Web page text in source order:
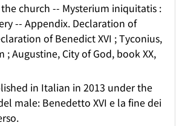
church -- Mysterium iniquitatis :
-- Appendix. Declaration of
of Benedict XVI ; Tyconius,
; Augustine, City of God, book XX,
in Italian in 2013 under the
male: Benedetto XVI e la fine dei